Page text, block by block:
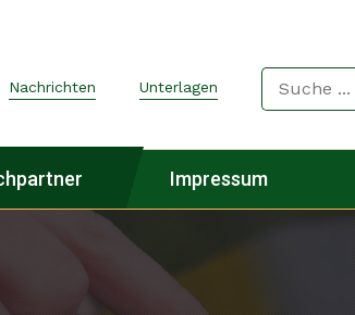
Nachrichten Unterlagen
Impressum